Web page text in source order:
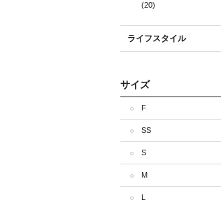
(20)
ライフスタイル
サイズ
F
SS
S
M
L